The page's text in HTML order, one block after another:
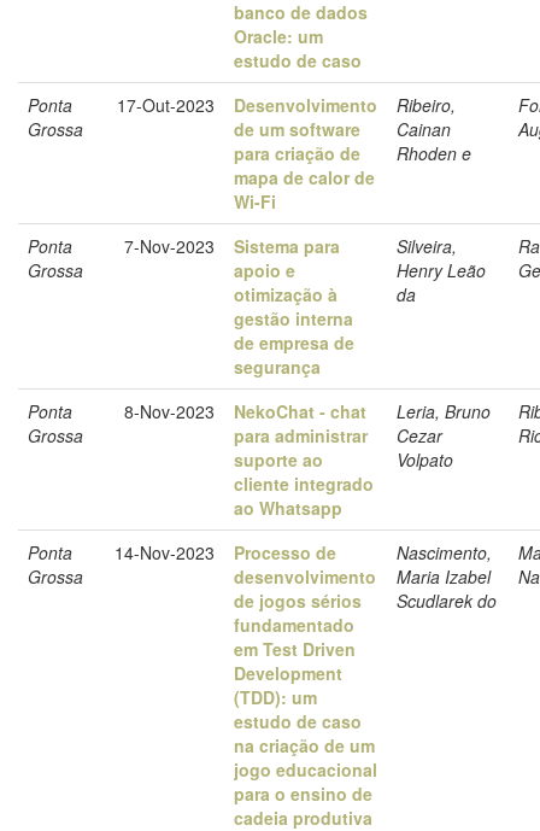
banco de dados
Oracle: um
estudo de caso
Ponta
Grossa
17-Out-2023
Desenvolvimento
de um software
para criação de
mapa de calor de
Wi-Fi
Ribeiro,
Cainan
Rhoden e
Ponta
Grossa
7-Nov-2023
Sistema para
apoio e
otimização à
gestão interna
de empresa de
segurança
Silveira,
Henry Leão
da
Ponta
Grossa
8-Nov-2023
NekoChat - chat
para administrar
suporte ao
cliente integrado
ao Whatsapp
Leria, Bruno
Cezar
Volpato
Ponta
Grossa
14-Nov-2023
Processo de
desenvolvimento
de jogos sérios
fundamentado
em Test Driven
Development
(TDD): um
estudo de caso
na criação de um
jogo educacional
para o ensino de
cadeia produtiva
Nascimento,
Maria Izabel
Scudlarek do